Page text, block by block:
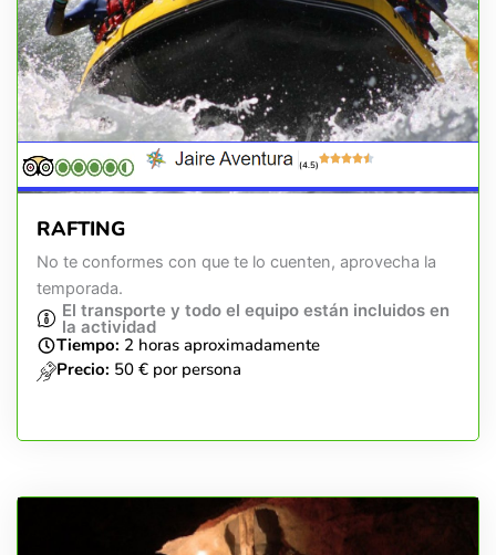
(4.5)
RAFTING
No te conformes con que te lo cuenten, aprovecha la
temporada.
El transporte y todo el equipo están incluidos en
la actividad
Tiempo: 2 horas aproximadamente
Precio: 50 € por persona